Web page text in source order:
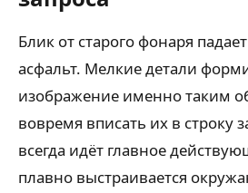
Блик от старого фонаря
асфальт. Мелкие детали
изображение именно таким
вовремя вписать их в строку
всегда идёт главное
плавно выстраивается